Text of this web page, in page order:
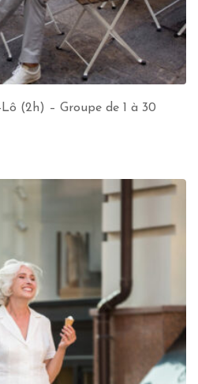
(2h) – Groupe de 1 à 30